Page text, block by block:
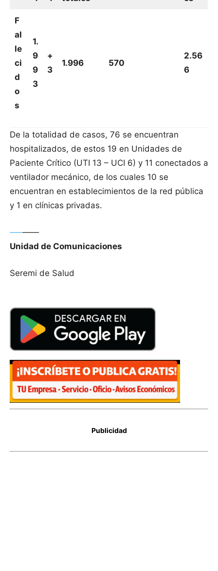
F
al
le
ci
d
o
s
1.
9
9
3
+
3
1.996 570
2.56
6
De la totalidad de casos, 76 se encuentran
hospitalizados, de estos 19 en Unidades de
Paciente Crítico (UTI 13 – UCI 6) y 11 conectados a
ventilador mecánico, de los cuales 10 se
encuentran en establecimientos de la red pública
y 1 en clínicas privadas.
—–——
Unidad de Comunicaciones
Seremi de Salud
Publicidad